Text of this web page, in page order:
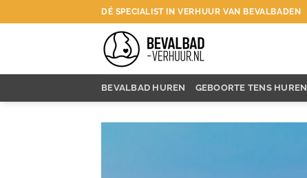
naar
DÉ SPECIALIST IN VERHUUR VAN BEVALBADEN
BEVALBAD HUREN GEBOORTE TENS HUREN